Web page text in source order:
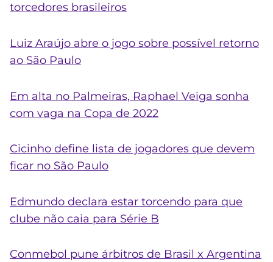
torcedores brasileiros
Luiz Araújo abre o jogo sobre possível retorno
ao São Paulo
Em alta no Palmeiras, Raphael Veiga sonha
com vaga na Copa de 2022
Cicinho define lista de jogadores que devem
ficar no São Paulo
Edmundo declara estar torcendo para que
clube não caia para Série B
Conmebol pune árbitros de Brasil x Argentina